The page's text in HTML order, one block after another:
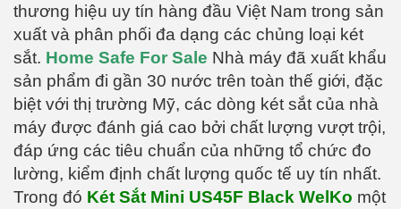
thương hiệu uy tín hàng đầu Việt Nam trong sản
xuất và phân phối đa dạng các chủng loại két
sắt. Home Safe For Sale Nhà máy đã xuất khẩu
sản phẩm đi gần 30 nước trên toàn thế giới, đặc
biệt với thị trường Mỹ, các dòng két sắt của nhà
máy được đánh giá cao bởi chất lượng vượt trội,
đáp ứng các tiêu chuẩn của những tổ chức đo
lường, kiểm định chất lượng quốc tế uy tín nhất.
Trong đó Két Sắt Mini US45F Black WelKo một